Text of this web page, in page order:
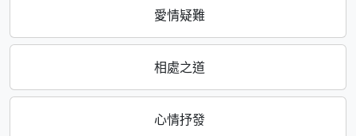
愛情疑難
相處之道
心情抒發